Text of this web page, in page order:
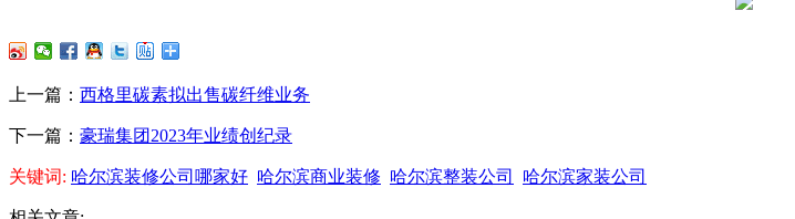
上一篇： 西格里碳素拟出售碳纤维业务
下一篇： 豪瑞集团2023年业绩创纪录
关键词: 哈尔滨装修公司哪家好 哈尔滨商业装修 哈尔滨整装公司 哈尔滨家装公司